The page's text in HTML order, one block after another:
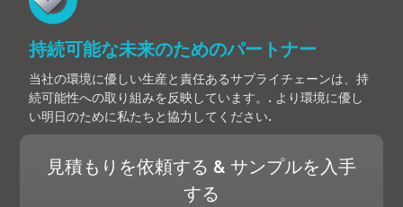
持続可能な未来のためのパートナー
当社の環境に優しい生産と責任あるサプライチェーンは、持
続可能性への取り組みを反映しています。. より環境に優し
い明日のために私たちと協力してください.
見積もりを依頼する & サンプルを入手
する